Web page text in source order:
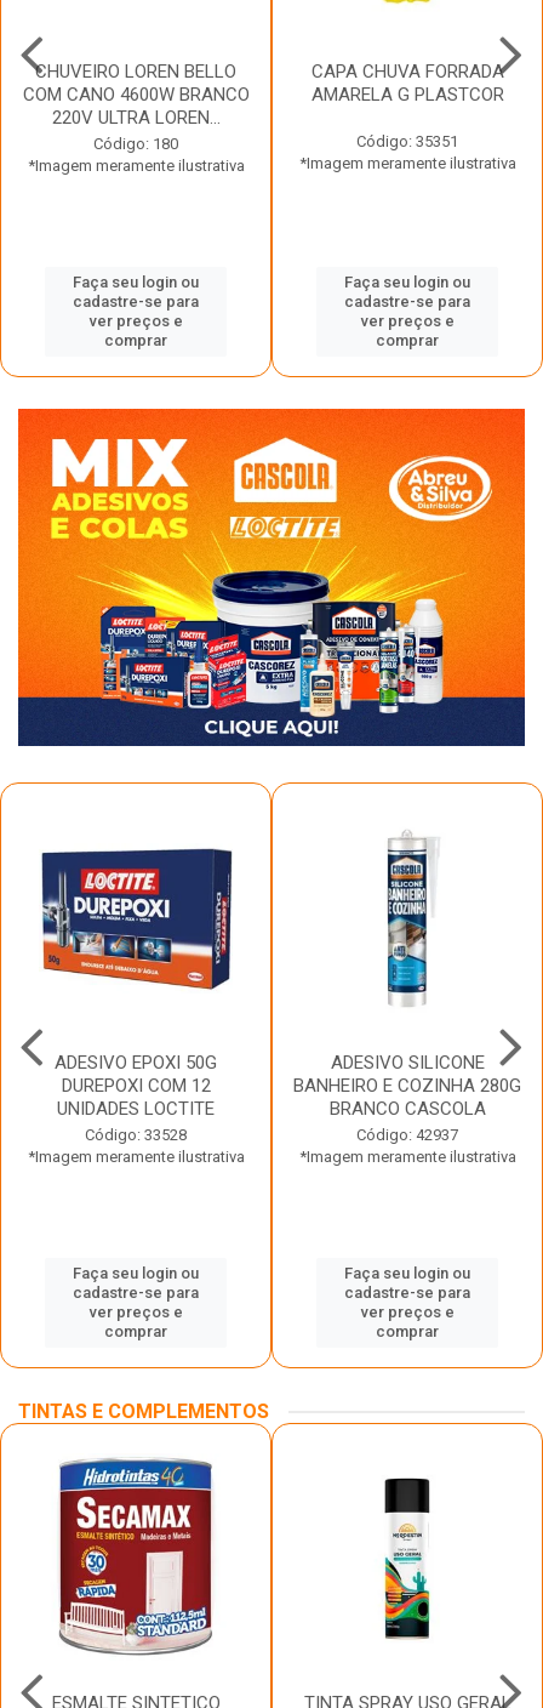
CHUVEIRO LOREN BELLO
COM CANO 4600W BRANCO
220V ULTRA LOREN...
Código: 180
*Imagem meramente ilustrativa
Faça seu login ou
cadastre-se para
ver preços e
comprar
CAPA CHUVA FORRADA
AMARELA G PLASTCOR
Código: 35351
*Imagem meramente ilustrativa
Faça seu login ou
cadastre-se para
ver preços e
comprar
ADESIVO EPOXI 50G
DUREPOXI COM 12
UNIDADES LOCTITE
Código: 33528
*Imagem meramente ilustrativa
Faça seu login ou
cadastre-se para
ver preços e
comprar
ADESIVO SILICONE
BANHEIRO E COZINHA 280G
BRANCO CASCOLA
Código: 42937
*Imagem meramente ilustrativa
Faça seu login ou
cadastre-se para
ver preços e
comprar
TINTAS E COMPLEMENTOS
ESMALTE SINTETICO TINTA SPRAY USO GERAL